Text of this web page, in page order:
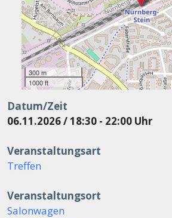
300 m
1000 ft
Datum/Zeit
06.11.2026 / 18:30 - 22:00 Uhr
Veranstaltungsart
Treffen
Veranstaltungsort
Salonwagen